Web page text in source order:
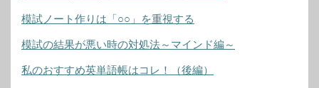
模試ノート作りは「○○」を重視する
模試の結果が悪い時の対処法～マインド編～
私のおすすめ英単語帳はコレ！（後編）